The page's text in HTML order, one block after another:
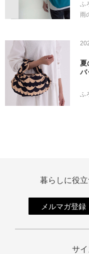
ふ
雨
夏
バ
ふ
暮らしに役
メルマガ登録
サ